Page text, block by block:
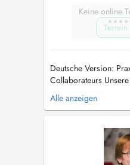
Keine online
Deutsche Version:
Collaborateurs
strukturierte
bestehend aus:
Alle anzeigen